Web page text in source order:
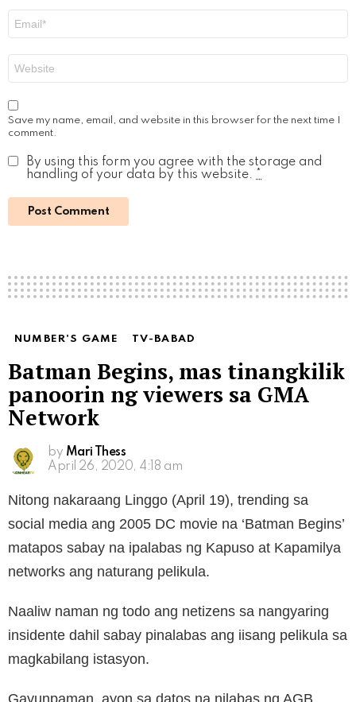
Save my name, email, and website in this browser for the next time I
comment.
By using this form you agree with the storage and
handling of your data by this website. *
NUMBER'S GAME TV-BABAD
Batman Begins, mas tinangkilik
panoorin ng viewers sa GMA
Network
by Mari Thess
April 26, 2020, 4:18 am
Nitong nakaraang Linggo (April 19), trending sa
social media ang 2005 DC movie na ‘Batman Begins’
matapos sabay na ipalabas ng Kapuso at Kapamilya
networks ang naturang pelikula.
Naaliw naman ng todo ang netizens sa nangyaring
insidente dahil sabay pinalabas ang iisang pelikula sa
magkabilang istasyon.
Gayunpaman, ayon sa datos na nilabas ng AGB